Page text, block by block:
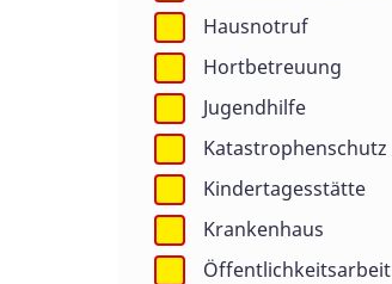
Hausnotruf
Hortbetreuung
Jugendhilfe
Katastrophenschutz
Kindertagesstätte
Krankenhaus
Öffentlichkeitsarbeit